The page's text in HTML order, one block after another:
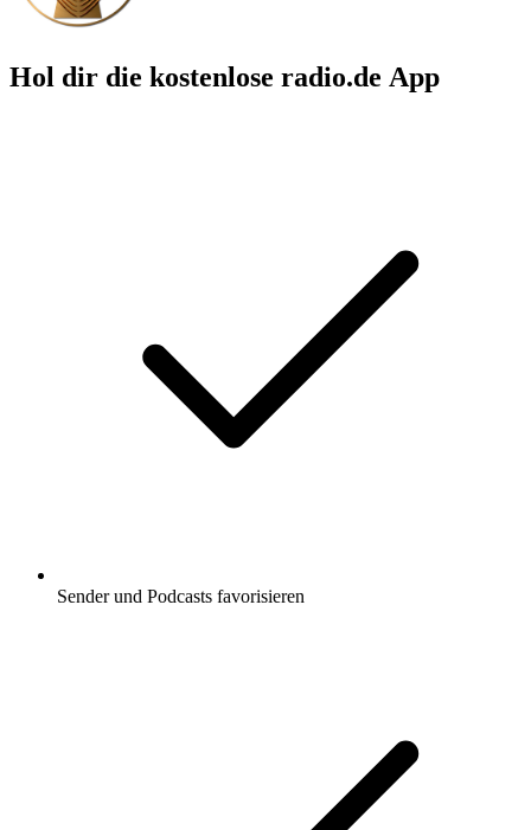
Hol dir die kostenlose radio.de App
Sender und Podcasts favorisieren